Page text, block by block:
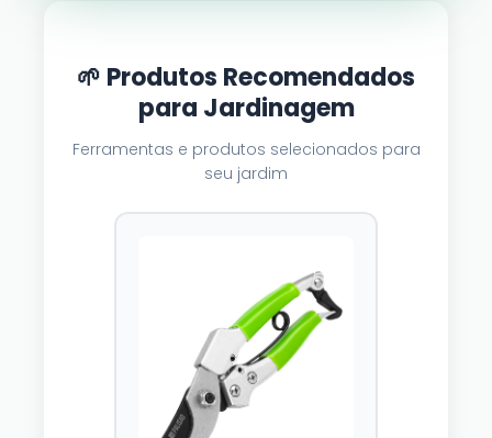
🌱 Produtos Recomendados
para Jardinagem
Ferramentas e produtos selecionados para
seu jardim